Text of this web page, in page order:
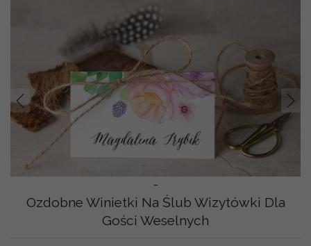
-
Prev
Ozdobne Winietki Na Ślub Wizytówki Dla
Gości Weselnych